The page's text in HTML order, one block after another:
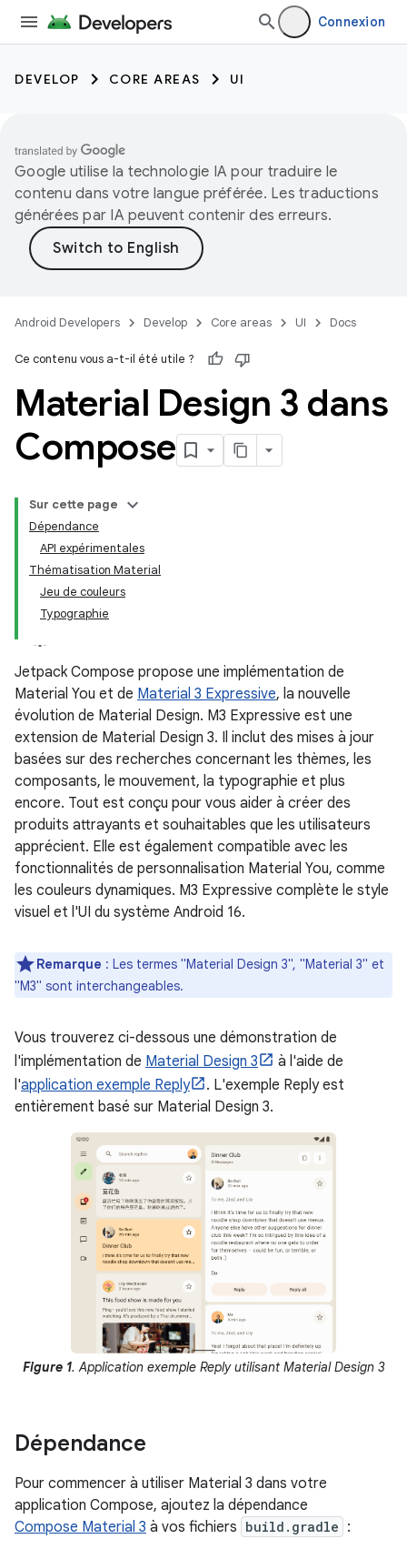
Connexion
DEVELOP CORE AREAS UI
Google utilise la technologie IA pour traduire le
contenu dans votre langue préférée. Les traductions
générées par IA peuvent contenir des erreurs.
Android Developers Develop Core areas UI Docs
Ce contenu vous a-t-il été utile ?
Material Design 3 dans
Compose
Sur cette page
Dépendance
API expérimentales
Thématisation Material
Jeu de couleurs
Typographie
Jetpack Compose propose une implémentation de
Material You et de Material 3 Expressive, la nouvelle
évolution de Material Design. M3 Expressive est une
extension de Material Design 3. Il inclut des mises à jour
basées sur des recherches concernant les thèmes, les
composants, le mouvement, la typographie et plus
encore. Tout est conçu pour vous aider à créer des
produits attrayants et souhaitables que les utilisateurs
apprécient. Elle est également compatible avec les
fonctionnalités de personnalisation Material You, comme
les couleurs dynamiques. M3 Expressive complète le style
visuel et l'UI du système Android 16.
Remarque : Les termes "Material Design 3", "Material 3" et
"M3" sont interchangeables.
Vous trouverez ci-dessous une démonstration de
l'implémentation de Material Design 3
à l'aide de
l'application exemple Reply
. L'exemple Reply est
entièrement basé sur Material Design 3.
Figure 1. Application exemple Reply utilisant Material Design 3
Dépendance
Pour commencer à utiliser Material 3 dans votre
application Compose, ajoutez la dépendance
Compose Material 3 à vos fichiers build.gradle :